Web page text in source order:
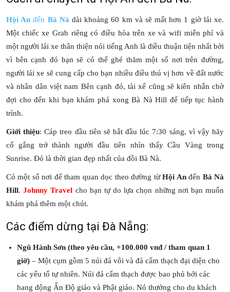
Hội Anđến Bà Nà dài khoảng 60 km và sẽ mất hơn 1 giờ lái xe.
Một chiếc xe Grab riêng có điều hòa trên xe và wifi miễn phí và
một người lái xe thân thiện nói tiếng Anh là điều thuận tiện nhất bởi
vì bên cạnh đó bạn sẽ có thể ghé thăm một số nơi trên đường,
người lái xe sẽ cung cấp cho bạn nhiều điều thú vị hơn về đất nước
và nhân dân việt nam Bên cạnh đó, tài xế cũng sẽ kiên nhẫn chờ
đợi cho đến khi bạn khám phá xong Bà Nà Hill để tiếp tục hành
trình.
Giới thiệu: Cáp treo đầu tiên sẽ bắt đầu lúc 7:30 sáng, vì vậy hãy
cố gắng trở thành người đầu tiên nhìn thấy Cầu Vàng trong
Sunrise. Đó là thời gian đẹp nhất của đồi Bà Nà.
Có một số nơi để tham quan dọc theo đường từHội Anđến Bà Nà
Hill.Johnny Travel cho bạn tự do lựa chọn những nơi bạn muốn
khám phá thêm một chút.
Các điểm dừng tại Đà Nẵng:
Ngũ Hành Sơn (theo yêu cầu, +100.000 vnđ / tham quan 1
giờ) – Một cụm gồm 5 núi đá vôi và đá cẩm thạch đại diện cho
các yếu tố tự nhiên. Núi đá cẩm thạch được bao phủ bởi các
hang động Ấn Độ giáo và Phật giáo. Nó thưởng cho du khách